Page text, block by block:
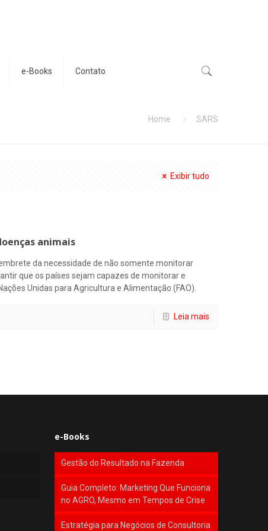
e-Books Contato
Home SARS
Exibir tudo
animais
da necessidade de não somente monitorar
que os países sejam capazes de monitorar e
Unidas para Agricultura e Alimentação (FAO).
Leia mais
e-Books
Gestão do Resultado na Fazenda
Guia Completo: Marketing Que Funciona
no AGRO, Mesmo em Tempos de Crise
Estratégia para Negócios de Consultoria